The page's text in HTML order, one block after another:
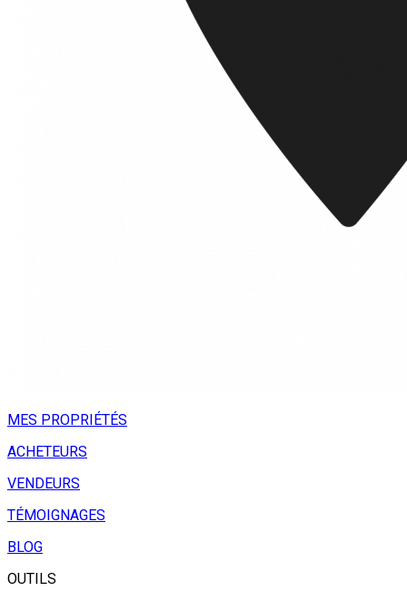
MES PROPRIÉTÉS
ACHETEURS
VENDEURS
TÉMOIGNAGES
BLOG
OUTILS